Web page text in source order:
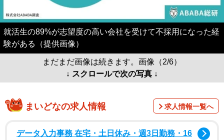
就活生の89%が志望度の高い会社を受けて不採用になった経
験がある（提供画像）
まだまだ画像は続きます。画像（2/6）
↓ スクロールで次の写真 ↓
まいどなの求人情報 求人情報一覧へ
データ入力事務 在宅・土日休み・週3日勤務・16